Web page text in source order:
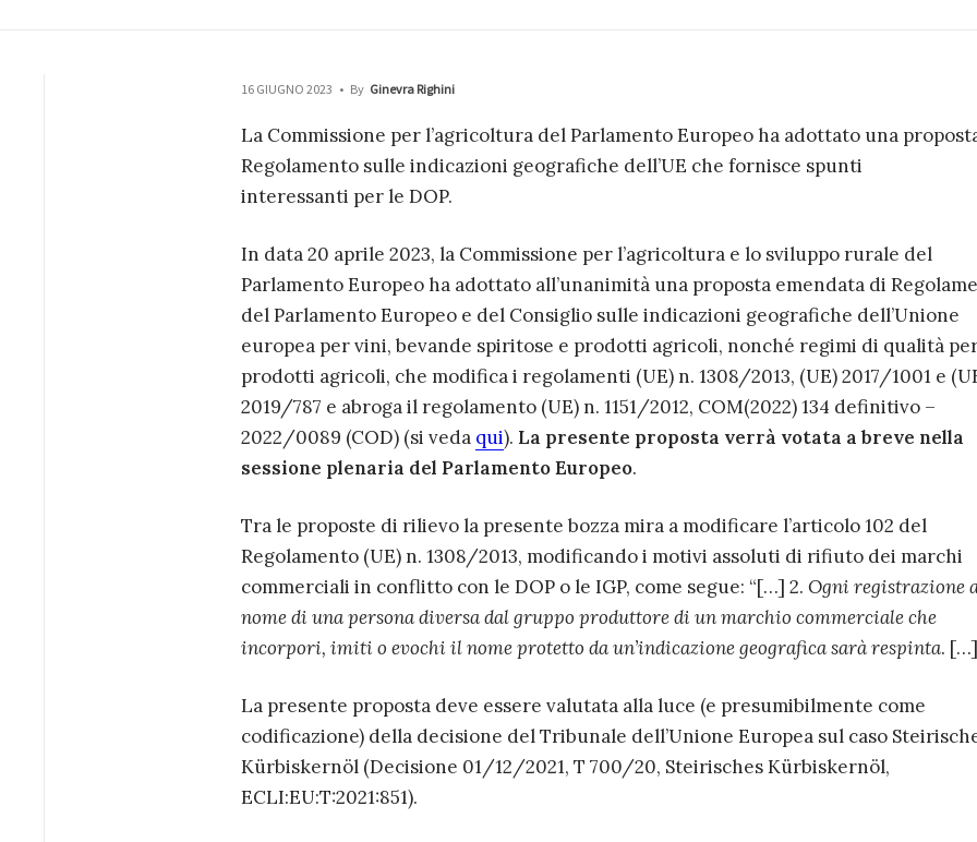
16 GIUGNO 2023 • By Ginevra Righini
La Commissione per l’agricoltura del Parlamento Europeo ha adottato una
Regolamento sulle indicazioni geografiche dell’UE che fornisce spunti
interessanti per le DOP.
In data 20 aprile 2023, la Commissione per l’agricoltura e lo sviluppo rurale del
Parlamento Europeo ha adottato all’unanimità una proposta emendata di
del Parlamento Europeo e del Consiglio sulle indicazioni geografiche dell’Unione
europea per vini, bevande spiritose e prodotti agricoli, nonché regimi di qualità
prodotti agricoli, che modifica i regolamenti (UE) n. 1308/2013, (UE) 2017/1001 e
2019/787 e abroga il regolamento (UE) n. 1151/2012, COM(2022) 134 definitivo –
2022/0089 (COD) (si veda qui). La presente proposta verrà votata a breve nella
sessione plenaria del Parlamento Europeo.
Tra le proposte di rilievo la presente bozza mira a modificare l’articolo 102 del
Regolamento (UE) n. 1308/2013, modificando i motivi assoluti di rifiuto dei marchi
commerciali in conflitto con le DOP o le IGP, come segue: “[…] 2. Ogni registrazione
nome di una persona diversa dal gruppo produttore di un marchio commerciale che
incorpori, imiti o evochi il nome protetto da un’indicazione geografica sarà respinta.
La presente proposta deve essere valutata alla luce (e presumibilmente come
codificazione) della decisione del Tribunale dell’Unione Europea sul caso
Kürbiskernöl (Decisione 01/12/2021, T 700/20, Steirisches Kürbiskernöl,
ECLI:EU:T:2021:851).